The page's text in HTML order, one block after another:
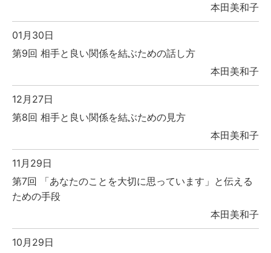
本田美和子
01月30日
第9回 相手と良い関係を結ぶための話し方
本田美和子
12月27日
第8回 相手と良い関係を結ぶための見方
本田美和子
11月29日
第7回 「あなたのことを大切に思っています」と伝える
ための手段
本田美和子
10月29日